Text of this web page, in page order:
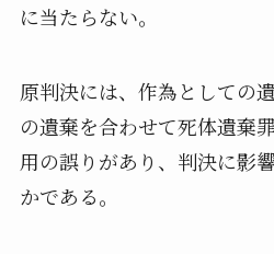
に当たらない。
原判決には、作為としての遺
の遺棄を合わせて死体遺棄
用の誤りがあり、判決に影
かである。